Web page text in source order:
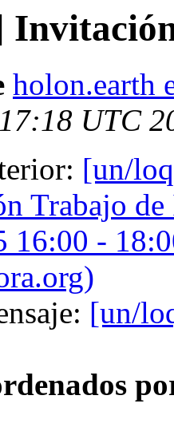
holon.earth
UTC
[un/
Trabajo
16:00 -
[un/